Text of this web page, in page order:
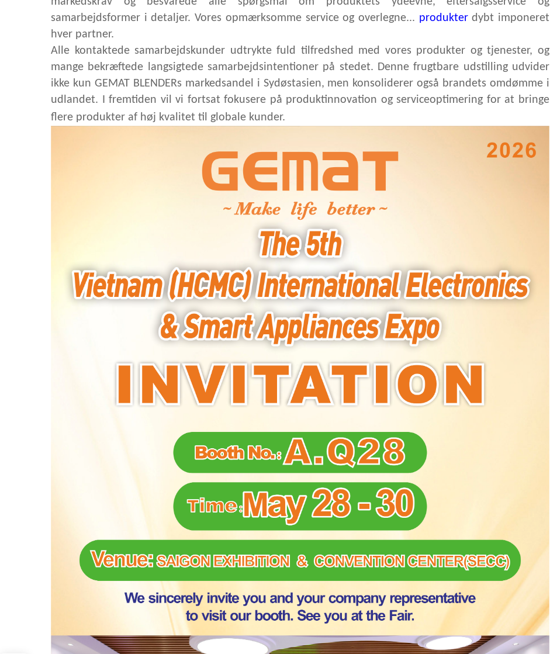
samarbejdsformer i detaljer. Vores opmærksomme service og overlegne... produkterdybt imponeret
hver partner.
Alle kontaktede samarbejdskunder udtrykte fuld tilfredshed med vores produkter og tjenester, og
mange bekræftede langsigtede samarbejdsintentioner på stedet. Denne frugtbare udstilling udvider
ikke kun GEMAT BLENDERs markedsandel i Sydøstasien, men konsoliderer også brandets omdømme i
udlandet. I fremtiden vil vi fortsat fokusere på produktinnovation og serviceoptimering for at bringe
flere produkter af høj kvalitet til globale kunder.